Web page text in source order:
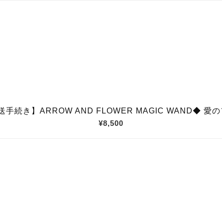
手続き】ARROW AND FLOWER MAGIC WAND◆ 愛の
¥8,500